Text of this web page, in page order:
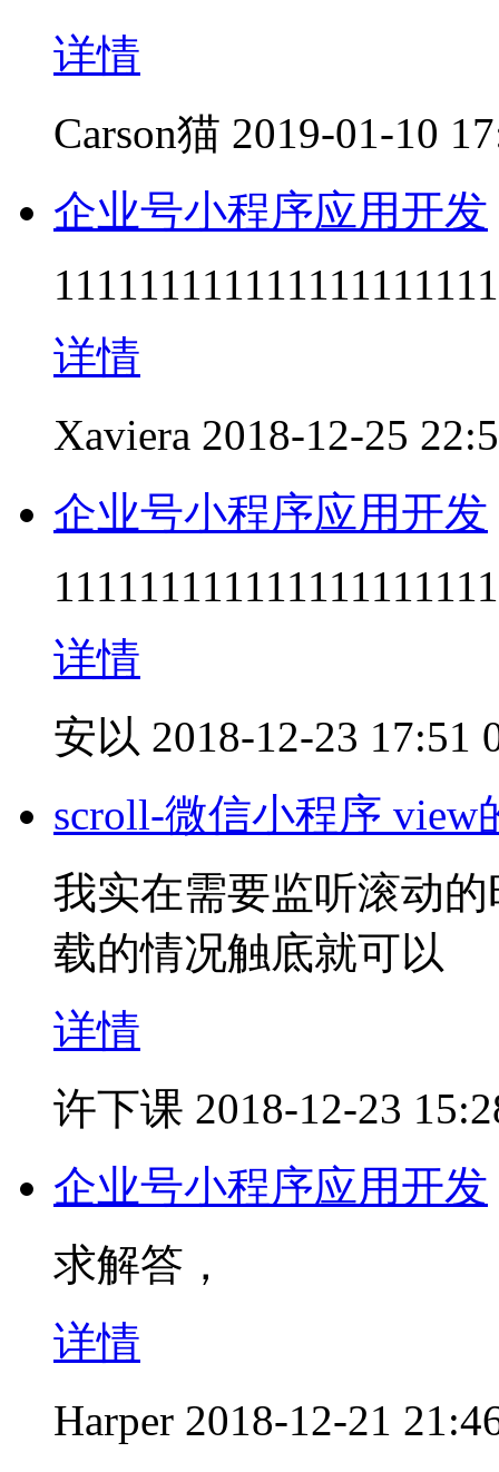
详情
Carson猫 2019-01-10
企业号小程序应用开发
详情
Xaviera 2018-12-25
企业号小程序应用开发
111111111111111111111
详情
安以 2018-12-23 17:51
scroll-微信小程序 view
我实在需要监听滚动
载的情况触底就可以
详情
许下课 2018-12-23
企业号小程序应用开发
求解答，
详情
Harper 2018-12-21